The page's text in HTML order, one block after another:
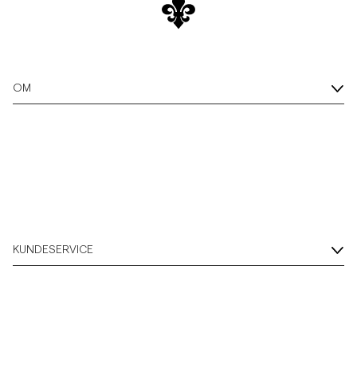
OM
KUNDESERVICE